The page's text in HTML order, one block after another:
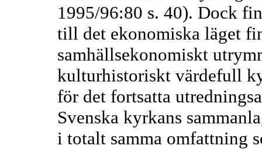
1995/96:80 s. 40). Dock
till det ekonomiska läget
samhällsekonomiskt
kulturhistoriskt värdefull
för det fortsatta
Svenska kyrkans
i totalt samma omfattning